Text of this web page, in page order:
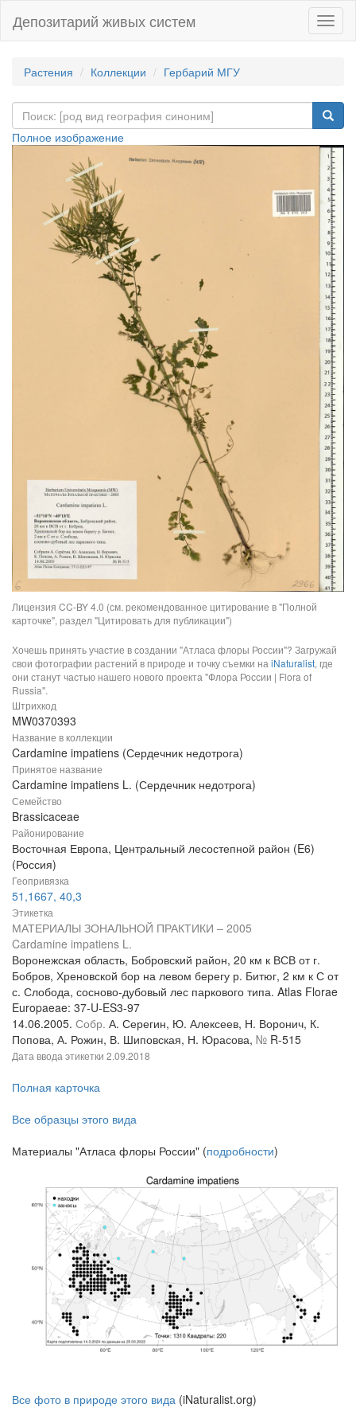
Депозитарий живых систем
Растения Коллекции Гербарий МГУ
Полное изображение
Лицензия CC-BY 4.0 (см. рекомендованное цитирование в "Полной
карточке", раздел "Цитировать для публикации")
Хочешь принять участие в создании "Атласа флоры России"? Загружай
свои фотографии растений в природе и точку съемки на iNaturalist, где
они станут частью нашего нового проекта "Флора России | Flora of
Russia".
Штрихкод
MW0370393
Название в коллекции
Cardamine impatiens (Сердечник недотрога)
Принятое название
Cardamine impatiens L. (Сердечник недотрога)
Семейство
Brassicaceae
Районирование
Восточная Европа, Центральный лесостепной район (E6)
(Россия)
Геопривязка
51,1667, 40,3
Этикетка
МАТЕРИАЛЫ ЗОНАЛЬНОЙ ПРАКТИКИ – 2005
Cardamine impatiens L.
Воронежская область, Бобровский район, 20 км к ВСВ от г.
Бобров, Хреновской бор на левом берегу р. Битюг, 2 км к С от
с. Слобода, сосново-дубовый лес паркового типа. Atlas Florae
Europaeae: 37-U-ES3-97
14.06.2005. Собр. А. Серегин, Ю. Алексеев, Н. Воронич, К.
Попова, А. Рожин, В. Шиповская, Н. Юрасова, № R-515
Дата ввода этикетки 2.09.2018
Полная карточка
Все образцы этого вида
Материалы "Атласа флоры России" (подробности)
Все фото в природе этого вида (iNaturalist.org)